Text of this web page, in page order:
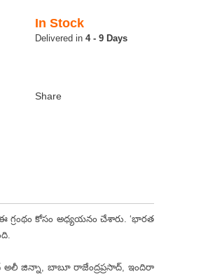
In Stock
4 - 9 Days
గ్రంథం కోసం అధ్యయనం చేశారు. ‘భారత
జిన్నా, బాబూ రాజేంద్రప్రసాద్, ఇందిరా